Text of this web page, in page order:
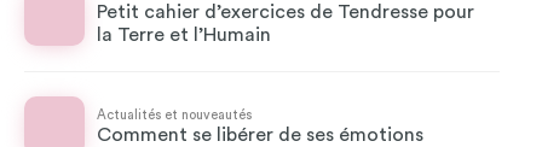
Petit cahier d’exercices de Tendresse pour
la Terre et l’Humain
Actualités et nouveautés
Comment se libérer de ses émotions